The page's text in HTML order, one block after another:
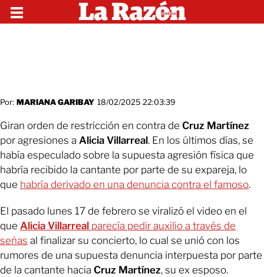
Por: MARIANA GARIBAY 18/02/2025 22:03:39
Giran orden de restricción en contra de Cruz Martínez
por agresiones a Alicia Villarreal. En los últimos días, se
había especulado sobre la supuesta agresión física que
habría recibido la cantante por parte de su expareja, lo
que habría derivado en una denuncia contra el famoso.
El pasado lunes 17 de febrero se viralizó el video en el
que Alicia Villarreal parecía pedir auxilio a través de
señas al finalizar su concierto, lo cual se unió con los
rumores de una supuesta denuncia interpuesta por parte
de la cantante hacia Cruz Martínez, su ex esposo.